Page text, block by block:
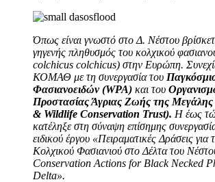
Όπως είναι γνωστό στο Δ. Νέστου
γηγενής πληθυσμός του κολχικού
colchicus colchicus) στην Ευρώπη.
ΚΟΜΑΘ με τη συνεργασία του
Φασιανοειδών (WPA) και του
Προστασίας Άγριας Ζωής της Μεγάλης
& Wildlife Conservation Trust). Η έως
κατέληξε στη σύναψη επίσημης
ειδικού έργου «Πειραματικές Δράσεις
Κολχικού Φασιανιού στο Δέλτα του
Conservation Actions for Black Necked
Delta».